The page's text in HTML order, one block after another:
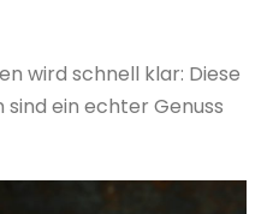
wird schnell klar: Diese
ein echter Genuss